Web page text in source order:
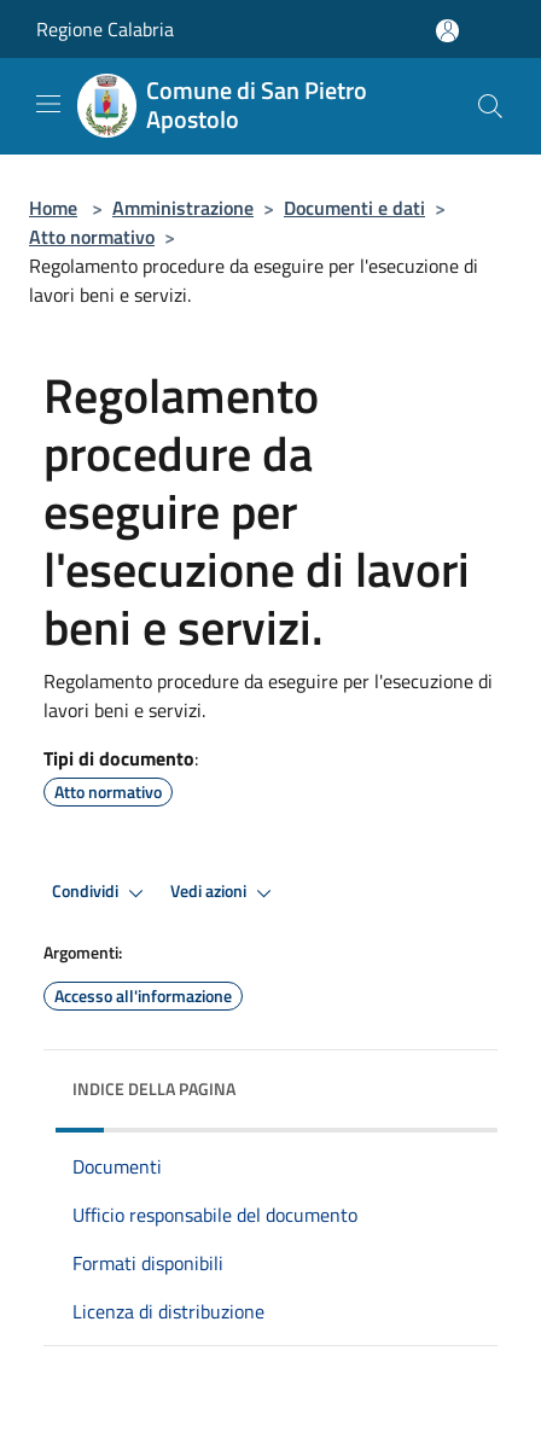
Regione Calabria
Comune di San Pietro
Apostolo
Home > Amministrazione > Documenti e dati >
Atto normativo >
Regolamento procedure da eseguire per l'esecuzione di
lavori beni e servizi.
Regolamento
procedure da
eseguire per
l'esecuzione di lavori
beni e servizi.
Regolamento procedure da eseguire per l'esecuzione di
lavori beni e servizi.
Tipi di documento:
Atto normativo
Condividi Vedi azioni
Argomenti:
Accesso all'informazione
INDICE DELLA PAGINA
Documenti
Ufficio responsabile del documento
Formati disponibili
Licenza di distribuzione